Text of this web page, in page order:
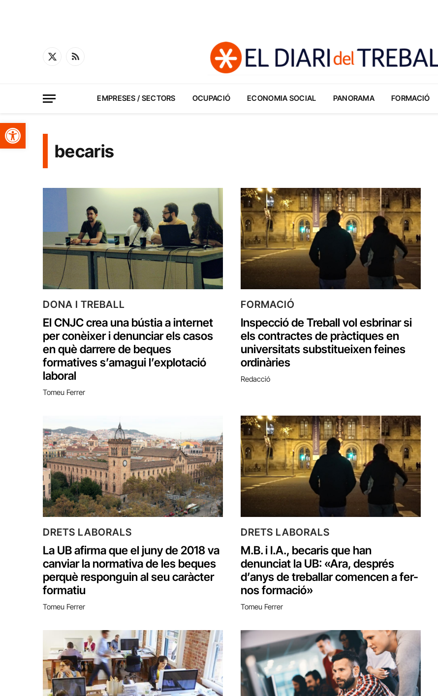
Obre la barra d'eines
X
RSS
EMPRESES / SECTORS OCUPACIÓ ECONOMIA SOCIAL PANORAMA FORMACIÓ
becaris
DONA I TREBALL
El CNJC crea una bústia a internet
per conèixer i denunciar els casos
en què darrere de beques
formatives s’amagui l’explotació
laboral
Tomeu Ferrer
FORMACIÓ
Inspecció de Treball vol esbrinar si
els contractes de pràctiques en
universitats substitueixen feines
ordinàries
Redacció
DRETS LABORALS
La UB afirma que el juny de 2018 va
canviar la normativa de les beques
perquè responguin al seu caràcter
formatiu
Tomeu Ferrer
DRETS LABORALS
M.B. i I.A., becaris que han
denunciat la UB:‌ «Ara, després
d’anys de treballar comencen a fer-
nos formació»
Tomeu Ferrer